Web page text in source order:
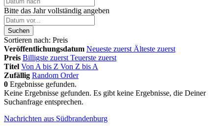
Bitte das Jahr vollständig angeben
Suchen
Sortieren nach: Preis
Veröffentlichungsdatum Neueste zuerst Älteste zuerst
Preis Billigste zuerst Teuerste zuerst
Titel Von A bis Z Von Z bis A
Zufällig Random Order
0 Ergebnisse gefunden.
Keine Ergebnisse gefunden. Es gibt keine Ergebnisse, die Deiner
Suchanfrage entsprechen.
Nachrichten aus Südbrandenburg